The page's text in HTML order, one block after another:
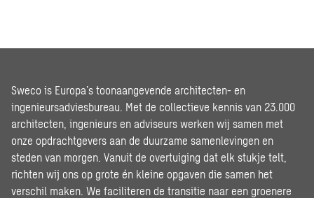
Sweco is Europa’s toonaangevende architecten- en
ingenieursadviesbureau. Met de collectieve kennis van 23.000
architecten, ingenieurs en adviseurs werken wij samen met
onze opdrachtgevers aan de duurzame samenlevingen en
steden van morgen. Vanuit de overtuiging dat elk stukje telt,
richten wij ons op grote én kleine opgaven die samen het
verschil maken. We faciliteren de transitie naar een groenere